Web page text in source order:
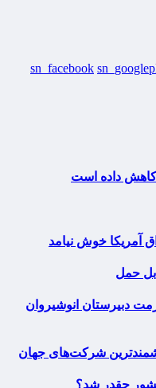
sn_facebook
کاهش داده است
آمریکا خوش نیامد
حمل
دبیرستان انوشیروان
شرکت‌های جهان
چقدر شد؟